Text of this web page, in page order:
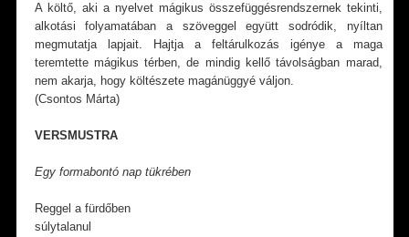
A költő, aki a nyelvet mágikus összefüggésrendszernek tekinti,
alkotási folyamatában a szöveggel együtt sodródik, nyíltan
megmutatja lapjait. Hajtja a feltárulkozás igénye a maga
teremtette mágikus térben, de mindig kellő távolságban marad,
nem akarja, hogy költészete magánüggyé váljon.
(Csontos Márta)
VERSMUSTRA
Egy formabontó nap tükrében
Reggel a fürdőben
súlytalanul